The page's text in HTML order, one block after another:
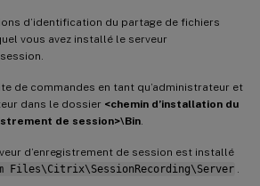
d’identification du partage de fichiers
vous avez installé le serveur
de commandes en tant qu’administrateur et
dans le dossier <chemin d’installation du
de session>\Bin.
d’enregistrement de session est installé
Files\Citrix\SessionRecording\Server .